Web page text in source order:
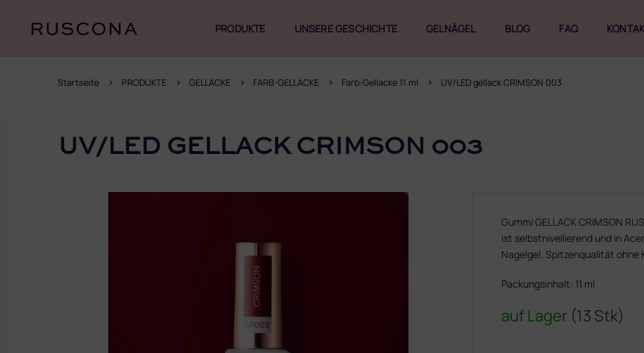
springen
PRODUKTE UNSERE GESCHICHTE GELNÄGEL BLOG FAQ
Startseite PRODUKTE GELLACKE FARB-GELLACKE Farb-Gellacke 11 ml UV/LED gellack CRIMSON 003
eUV/LED GELLACK CRIMSON 003
auf Lager (13 Stk)
Gummi GELLACK CRIMSON
ist selbstnivellierend und in
Nagelgel. Spitzenqualität ohne
Packungsinhalt: 11 ml